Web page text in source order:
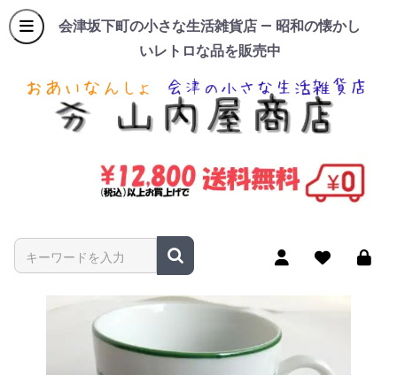
会津坂下町の小さな生活雑貨店 — 昭和の懐かし
いレトロな品を販売中
商品名やキーワードを入力